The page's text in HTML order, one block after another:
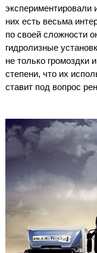
экспериментировали
них есть весьма
по своей сложности
гидролизные
не только громоздки
степени, что их
ставит под вопрос